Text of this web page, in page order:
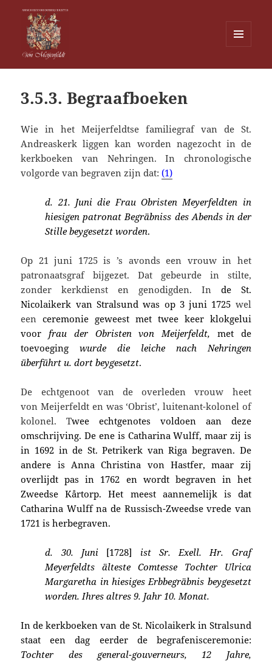
WIDGETS
3.5.3. Begraafboeken
Wie in het Meijerfeldtse familiegraf van de St.
Andreaskerk liggen kan worden nagezocht in de
kerkboeken van Nehringen. In chronologische
volgorde van begraven zijn dat:(1)
d. 21. Juni dieFrau Obristen Meyerfeldten in
hiesigen patronat Begräbniss des Abends in der
Stille beygesetzt worden.
Op 21 juni 1725 is ’s avondseen vrouw in het
patronaatsgraf bijgezet. Dat gebeurde in stilte,
zonder kerkdienst en genodigden. IndeSt.
Nicolaikerk van Stralsund was op3 juni 1725 wel
eenceremonie geweest met twee keer klokgelui
voorfrau der Obristen von Meijerfeldt, met de
toevoegingwurde die leiche nach Nehringen
überführt u. dort beygesetzt.
De echtgenoot van de overleden vrouw heet
vonMeijerfeldt en was ‘Obrist’, luitenant-kolonel of
kolonel. Twee echtgenotes voldoen aan deze
omschrijving. De ene is Catharina Wulff, maar zij is
in 1692 in de St. Petrikerk van Riga begraven. De
andere is Anna Christina von Hastfer, maar zij
overlijdt pas in 1762 en wordt begraven in het
Zweedse Kårtorp. Het meest aannemelijk is dat
Catharina Wulff na de Russisch-Zweedse vrede van
1721is herbegraven.
d. 30. Juni[1728] ist Sr. Exell. Hr. Graf
Meyerfeldts älteste Comtesse Tochter Ulrica
Margaretha in hiesiges Erbbegräbnis beygesetzt
worden. Ihres altres 9. Jahr 10. Monat.
In de kerkboeken van deSt. Nicolaikerk in Stralsund
staat een dag eerder de begrafenisceremonie:
Tochter des general-gouverneurs, 12 Jahre,